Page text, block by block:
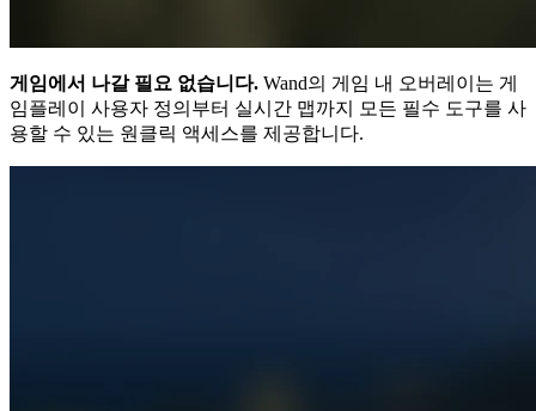
게임에서 나갈 필요 없습니다. Wand의 게임 내 오버레이는 게
임플레이 사용자 정의부터 실시간 맵까지 모든 필수 도구를 사
용할 수 있는 원클릭 액세스를 제공합니다.